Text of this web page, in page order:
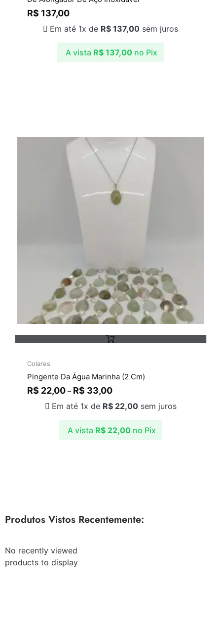
R$ 137,00
A vista R$ 137,00 no Pix
Em até 1x de R$ 137,00 sem juros
Colares
Pingente Da Água Marinha (2 Cm)
R$ 22,00 – R$ 33,00
A vista R$22,00 no Pix
Em até 1x de R$22,00sem juros
Produtos Vistos Recentemente:
No recently viewed
products to display